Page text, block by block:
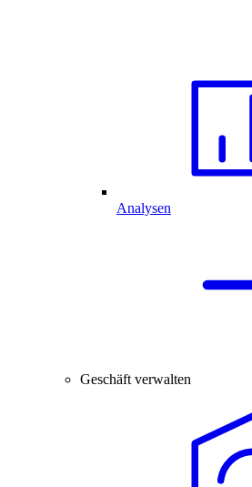
Analysen
Geschäft verwalten